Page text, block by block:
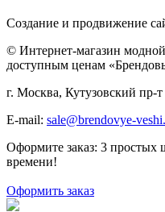
Создание и продвижение
© Интернет-магазин
доступным ценам
г. Москва, Кутузовский пр-т
E-mail: sale@brendovye-
Оформите заказ: 3
времени!
Оформить заказ